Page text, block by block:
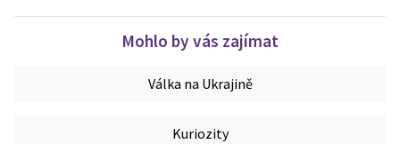
Mohlo by vás zajímat
Válka na Ukrajině
Kuriozity